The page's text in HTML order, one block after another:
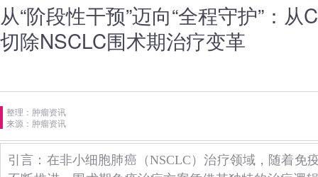
从“阶段性干预”迈向“全程守护”：
切除NSCLC围术期治疗变革
整理：肿瘤资讯
来源：肿瘤资讯
引言：在非小细胞肺癌（NSCLC）治疗领域，随着免